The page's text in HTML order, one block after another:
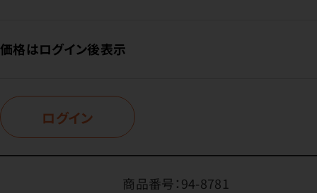
価格はログイン後表示
ログイン
商品番号：94-8781